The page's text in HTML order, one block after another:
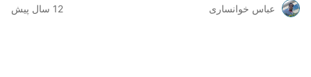
عباس خوانساری 12 سال پیش